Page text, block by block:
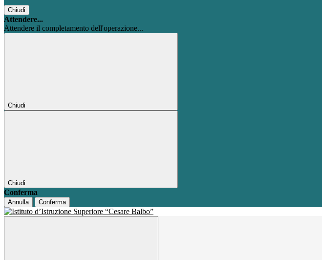
Chiudi
Attendere...
Attendere il completamento dell'operazione...
Chiudi
Chiudi
Conferma
Annulla Conferma